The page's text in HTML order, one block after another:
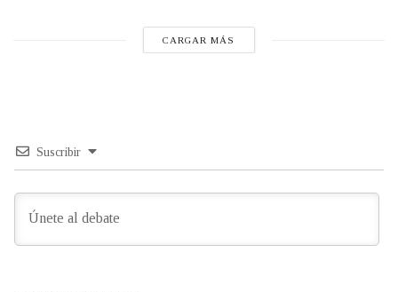
CARGAR MÁS
Suscribir